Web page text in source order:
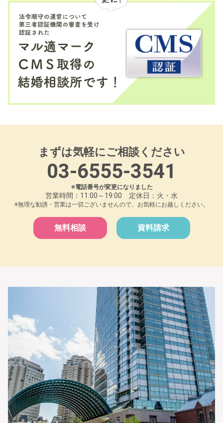
まずは気軽にご相談ください
03-6555-3541
※電話番号が変更になりました
営業時間：11:00～19:00 定休日：火・水
※無理な勧誘・営業は一切ございませんので、お気軽にお越しください。
無料相談 資料請求